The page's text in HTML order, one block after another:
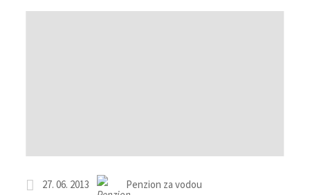
27. 06. 2013 Penzion za vodou